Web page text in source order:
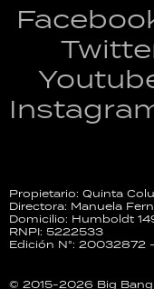
Propietario: Quinta
Directora: Manuela
Domicilio: Humboldt
RNPI: 5222533
Edición N°:
© 2015-2026 Big Bang